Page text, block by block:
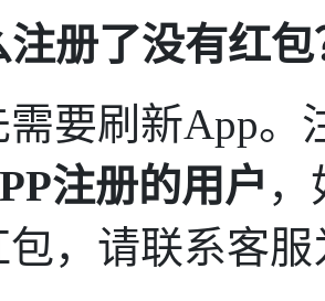
注册了没有红包
要刷新App。
注册的用户
包，请联系客